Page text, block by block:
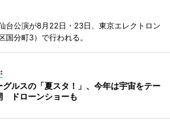
台公演が8月22日・23日、東京エレクトロン
国分町3）で行われる。
グルスの「夏スタ！」、今年は宇宙をテー
ドローンショーも